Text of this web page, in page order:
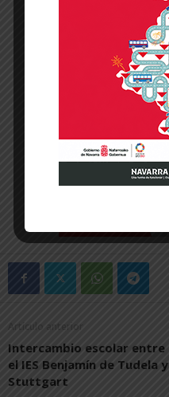
Artículo anterior
Intercambio escolar entre
el IES Benjamín de Tudela y
Stuttgart